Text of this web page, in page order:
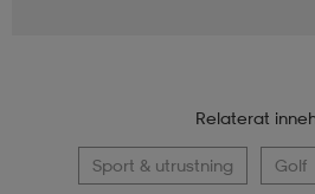
Relaterat
Sport & utrustning Golf